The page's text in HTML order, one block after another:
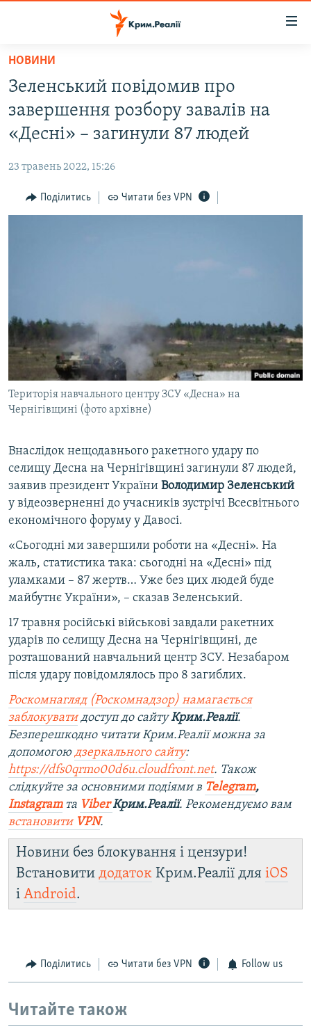
Перейти
основного
матеріалу
Перейти
до
основної
навігації
Перейти
до
ВІДЕО ТА ФОТО
БЛОГИ
ПОГЛЯД
ВІДЕОУРОКИ «ELIFBE»
СВІДЧЕННЯ ОКУПАЦІЇ
УКРАЇНСЬКА ПРОБЛЕМА КРИМУ
ІНФОГРАФІКА
Русский
Qırımtatar
ДОЛУЧАЙСЯ!
Усі сайти RFE/RL
НОВИНИ
Зеленський повідомив про
завершення розбору завалів на
«Десні» – загинули 87 людей
23 травень 2022, 15:26
Поділитись Читати без VPN
Територія навчального центру ЗСУ «Десна» на
Чернігівщині (фото архівне)
Внаслідок нещодавнього ракетного удару по
селищу Десна на Чернігівщині загинули 87 людей,
заявив президент України Володимир Зеленський
у відеозверненні до учасників зустрічі Всесвітнього
економічного форуму у Давосі.
«Сьогодні ми завершили роботи на «Десні». На
жаль, статистика така: сьогодні на «Десні» під
уламками – 87 жертв… Уже без цих людей буде
майбутнє України», – сказав Зеленський.
17 травня російські військові завдали ракетних
ударів по селищу Десна на Чернігівщині, де
розташований навчальний центр ЗСУ. Незабаром
після удару повідомлялось про 8 загиблих.
Роскомнагляд (Роскомнадзор) намагається
заблокуватидоступ до сайтуКрим.Реалії.
Безперешкодно читати Крим.Реалії можна за
допомогою дзеркального сайту:
https://dfs0qrmo00d6u.cloudfront.net. Також
слідкуйте за основними подіями в Telegram,
Instagramта ViberКрим.Реалії. Рекомендуємо вам
встановити VPN.
Новини без блокування і цензури!
Встановити додаток Крим.Реалії для iOS
і Android.
Поділитись Читати без VPN Follow us
Читайте також